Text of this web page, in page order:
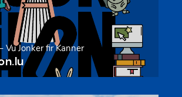
Vu Jonker fir Kanner